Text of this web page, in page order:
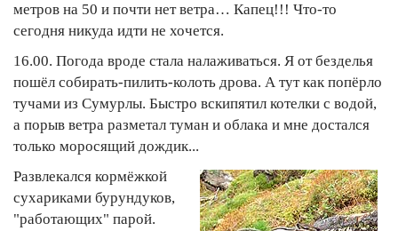
метров на 50 и почти нет ветра… Капец!!! Что-то
сегодня никуда идти не хочется.
16.00. Погода вроде стала налаживаться. Я от безделья
пошёл собирать-пилить-колоть дрова. А тут как попёрло
тучами из Сумурлы. Быстро вскипятил котелки с водой,
а порыв ветра разметал туман и облака и мне достался
только моросящий дождик...
Развлекался кормёжкой
сухариками бурундуков,
"работающих" парой.